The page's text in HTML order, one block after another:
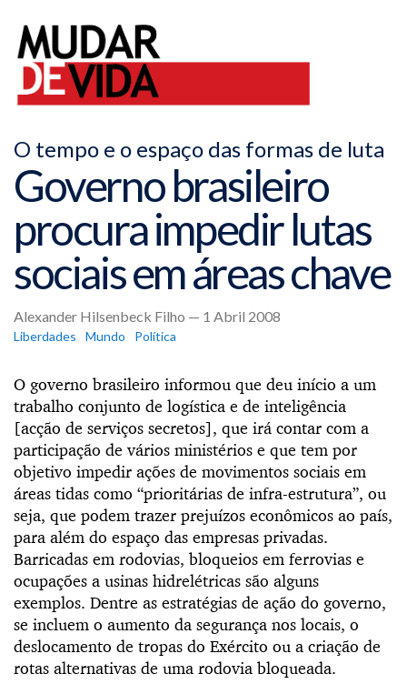
O tempo e o espaço das formas de luta
Governo brasileiro
procura impedir lutas
sociais em áreas chave
Alexander Hilsenbeck Filho — 1 Abril 2008
Liberdades Mundo Política
O governo brasileiro informou que deu início a um
trabalho conjunto de logística e de inteligência
[acção de serviços secretos], que irá contar com a
participação de vários ministérios e que tem por
objetivo impedir ações de movimentos sociais em
áreas tidas como “prioritárias de infra-estrutura”, ou
seja, que podem trazer prejuízos econômicos ao país,
para além do espaço das empresas privadas.
Barricadas em rodovias, bloqueios em ferrovias e
ocupações a usinas hidrelétricas são alguns
exemplos. Dentre as estratégias de ação do governo,
se incluem o aumento da segurança nos locais, o
deslocamento de tropas do Exército ou a criação de
rotas alternativas de uma rodovia bloqueada.